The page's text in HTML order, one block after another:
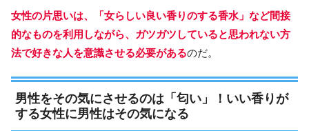
女性の片思いは、「女らしい良い香りのする香水」など間接
的なものを利用しながら、ガツガツしていると思われない方
法で好きな人を意識させる必要があるのだ。
男性をその気にさせるのは「匂い」！いい香りが
する女性に男性はその気になる